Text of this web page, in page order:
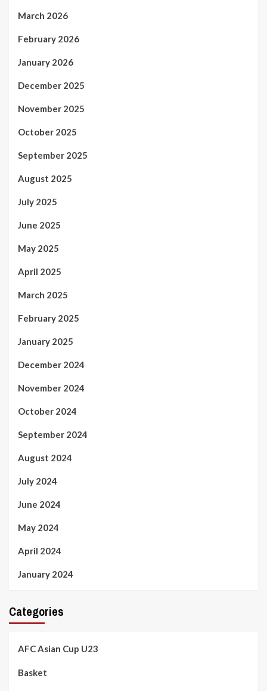
March 2026
February 2026
January 2026
December 2025
November 2025
October 2025
September 2025
August 2025
July 2025
June 2025
May 2025
April 2025
March 2025
February 2025
January 2025
December 2024
November 2024
October 2024
September 2024
August 2024
July 2024
June 2024
May 2024
April 2024
January 2024
Categories
AFC Asian Cup U23
Basket